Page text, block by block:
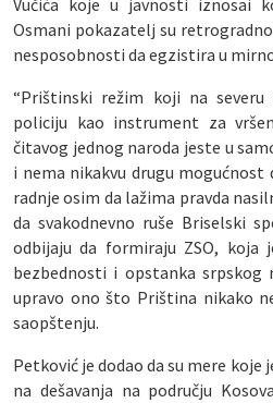
Vučića koje u javnosti iznosai
Osmani pokazatelj su
nesposobnosti da egzistira u
“Prištinski režim koji na
policiju kao instrument za
čitavog jednog naroda jeste u
i nema nikakvu drugu
radnje osim da lažima pravda
da svakodnevno ruše Briselski
odbijaju da formiraju ZSO, koja
bezbednosti i opstanka
upravo ono što Priština nikako
saopštenju.
Petković je dodao da su mere koje
na dešavanja na području